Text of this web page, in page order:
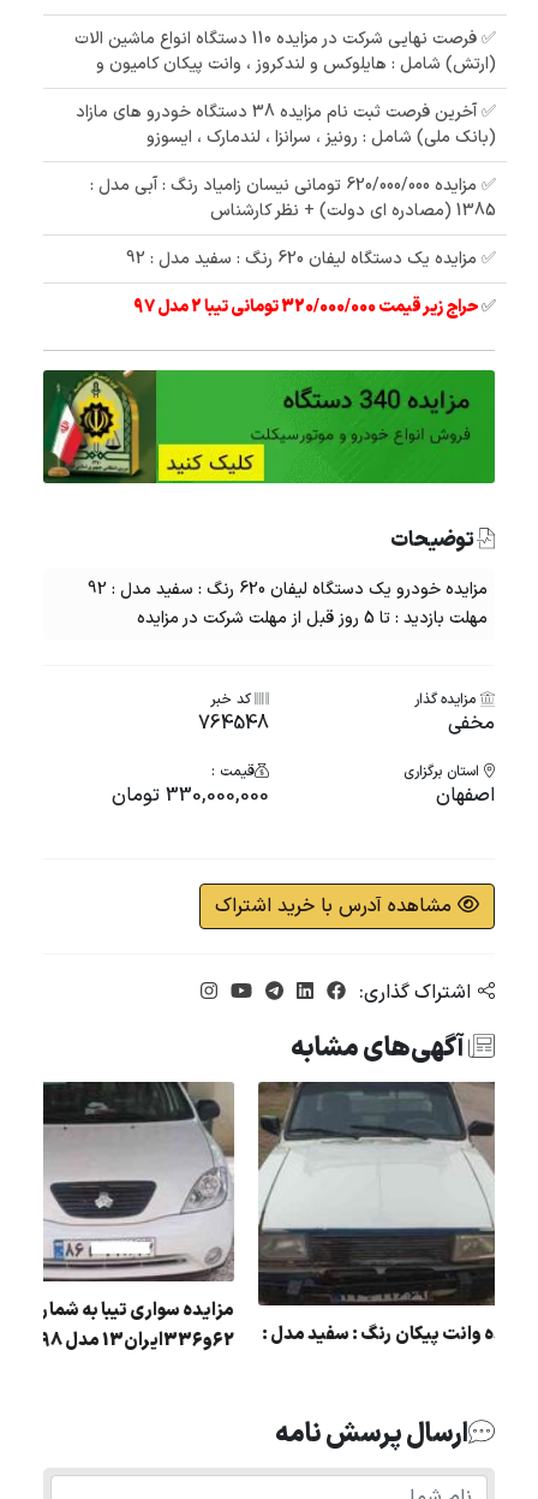
✅ فرصت نهایی شرکت در مزایده 110 دستگاه انواع ماشین الات
(ارتش) شامل : هایلوکس و لندکروز ، وانت پیکان کامیون و
✅ آخرین فرصت ثبت نام مزایده 38 دستگاه خودرو های مازاد
(بانک ملی) شامل : رونیز ، سرانزا ، لندمارک ، ایسوزو
✅ مزایده 620/000/000 تومانی نیسان زامیاد رنگ : آبی مدل :
1385 (مصادره ای دولت) + نظر کارشناس
✅ مزایده یک دستگاه لیفان 620 رنگ : سفید مدل : 92
✅حراج زیر قیمت 320/000/000 تومانی تیبا 2 مدل 97
توضیحات
مزایده خودرو یک دستگاه لیفان 620 رنگ : سفید مدل : 92
مهلت بازدید : تا 5 روز قبل از مهلت شرکت در مزایده
مزایده گذار
مخفی
کد خبر
764548
استان برگزاری
اصفهان
قیمت :
330,000,000 تومان
مشاهده آدرس با خرید اشتراک
اشتراک گذاری:
آگهی‌های مشابه
مزایده سواری تيبا به
62و336ايران13 مدل 1398
مزایده وانت پیکان رنگ : سفید مدل :
ارسال پرسش نامه